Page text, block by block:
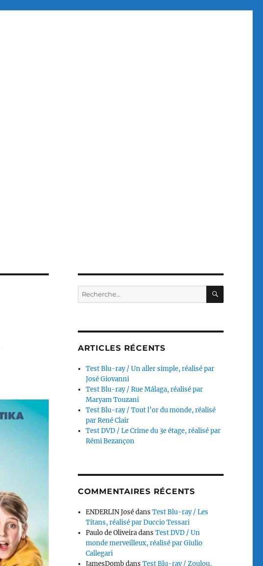
Recherche
pour :
ARTICLES RÉCENTS
Test Blu-ray / Un aller simple, réalisé par
José Giovanni
Test Blu-ray / Rue Málaga, réalisé par
Maryam Touzani
Test Blu-ray / Tout l’or du monde, réalisé
par René Clair
Test DVD / Le Crime du 3e étage, réalisé par
Rémi Bezançon
COMMENTAIRES RÉCENTS
ENDERLIN JosédansTest Blu-ray / Les
Titans, réalisé par Duccio Tessari
Paulo de OliveiradansTest DVD / Un
monde merveilleux, réalisé par Giulio
Callegari
JamesDombdansTest Blu-ray / Zoulou,